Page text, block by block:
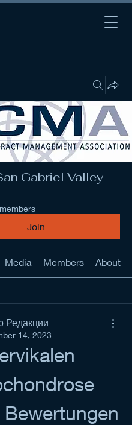
Gabriel Valley
Join
Media Members About
Редакции
14, 2023